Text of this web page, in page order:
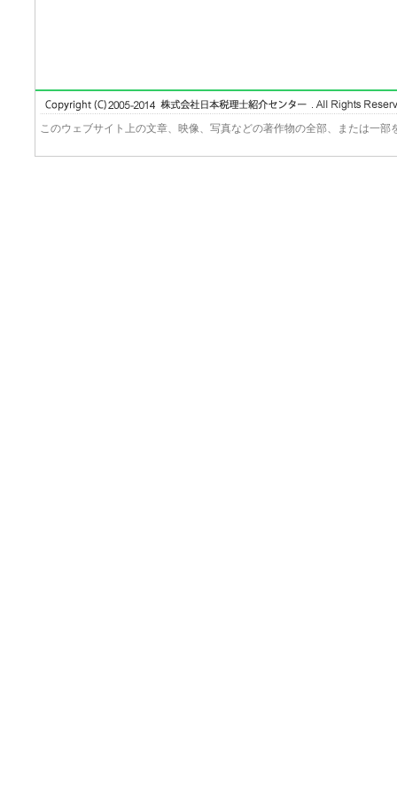
このウェブサイト上の文章、映像、写真などの著作物の全部、または一